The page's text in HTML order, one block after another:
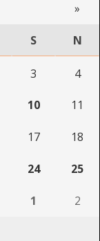
»
S N
3 4
10 11
17 18
24 25
1 2